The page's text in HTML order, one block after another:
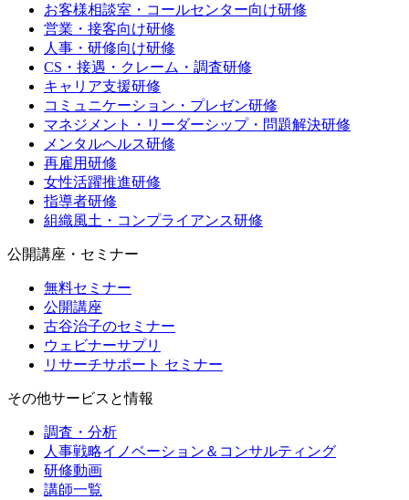
お客様相談室・コールセンター向け研修
営業・接客向け研修
人事・研修向け研修
CS・接遇・クレーム・調査研修
キャリア支援研修
コミュニケーション・プレゼン研修
マネジメント・リーダーシップ・問題解決研修
メンタルヘルス研修
再雇用研修
女性活躍推進研修
指導者研修
組織風土・コンプライアンス研修
公開講座・セミナー
無料セミナー
公開講座
古谷治子のセミナー
ウェビナーサプリ
リサーチサポート セミナー
その他サービスと情報
調査・分析
人事戦略イノベーション＆コンサルティング
研修動画
講師一覧